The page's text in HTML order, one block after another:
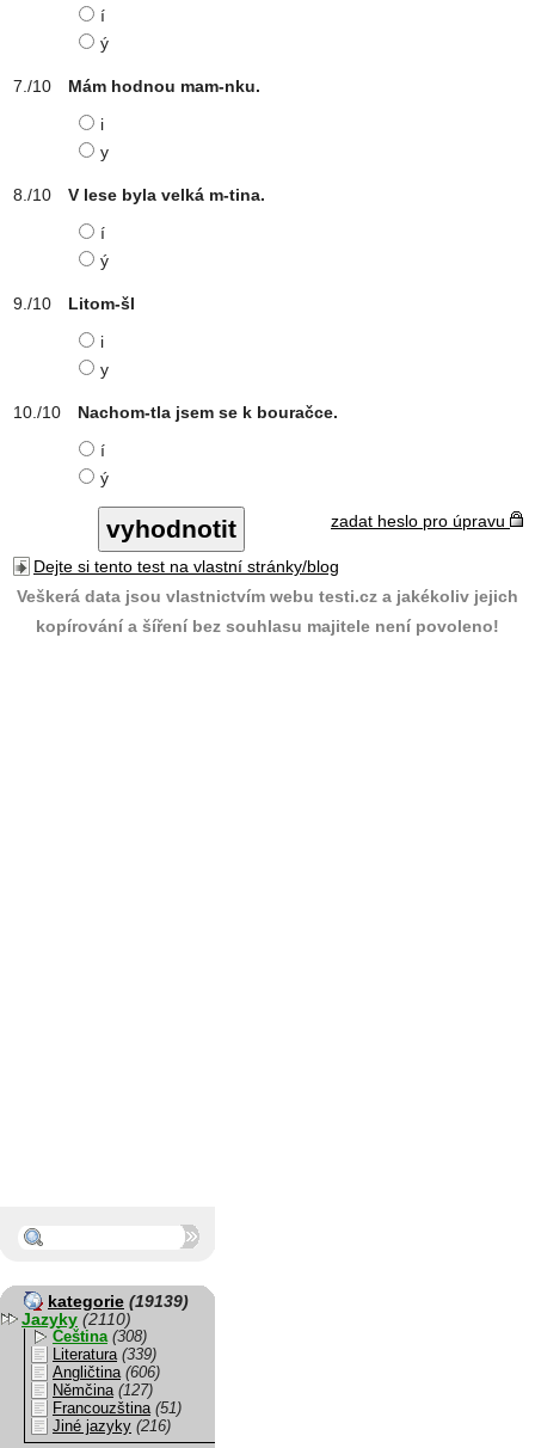
í
ý
Mám hodnou mam-nku.
i
y
V lese byla velká m-tina.
í
ý
Litom-šl
i
y
Nachom-tla jsem se k bouračce.
í
ý
zadat heslo pro úpravu
Dejte si tento test na vlastní stránky/blog
Veškerá data jsou vlastnictvím webu testi.cz a jakékoliv jejich
kopírování a šíření bez souhlasu majitele není povoleno!
kategorie (19139)
Jazyky (2110)
Čeština (308)
Literatura (339)
Angličtina (606)
Němčina (127)
Francouzština (51)
Jiné jazyky (216)